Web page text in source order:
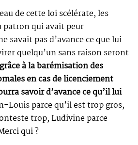
de cette loi scélérate, les
qui avait peur
savait pas d’avance ce que lui
quelqu’un sans raison seront
grâce à la barémisation des
en cas de licenciement
savoir d’avance ce qu’il lui
Louis parce qu’il est trop gros,
trop, Ludivine parce
qui ?